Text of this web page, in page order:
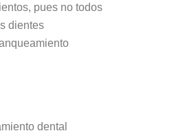
pues no todos
dientes
dental